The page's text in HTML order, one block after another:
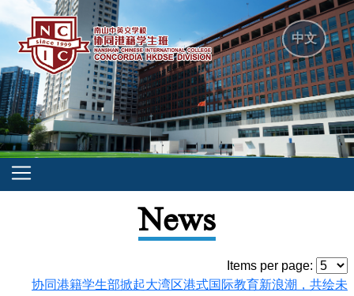
中文
News
Items per page:
协同港籍学生部掀起大湾区港式国际教育新浪潮，共绘未